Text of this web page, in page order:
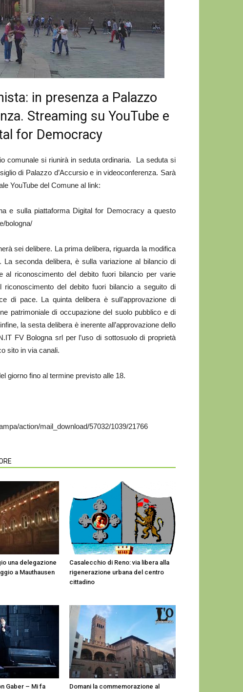
in presenza a Palazzo
Streaming su YouTube e
for Democracy
comunale si riunirà in seduta ordinaria. La seduta si
di Palazzo d’Accursio e in videoconferenza. Sarà
YouTube del Comune al link:
e sulla piattaforma Digital for Democracy a questo
bologna/
sei delibere. La prima delibera, riguarda la modifica
La seconda delibera, è sulla variazione al bilancio di
al riconoscimento del debito fuori bilancio per varie
del debito fuori bilancio a seguito di
di pace. La quinta delibera è sull’approvazione di
patrimoniale di occupazione del suolo pubblico e di
la sesta delibera è inerente all’approvazione dello
FV Bologna srl per l’uso di sottosuolo di proprietà
sito in via canali.
giorno fino al termine previsto alle 18.
action/mail_download/57032/1039/21766
una delegazione
a Mauthausen
Casalecchio di Reno: via libera alla
rigenerazione urbana del centro
cittadino
Gaber – Mi fa Domani la commemorazione al